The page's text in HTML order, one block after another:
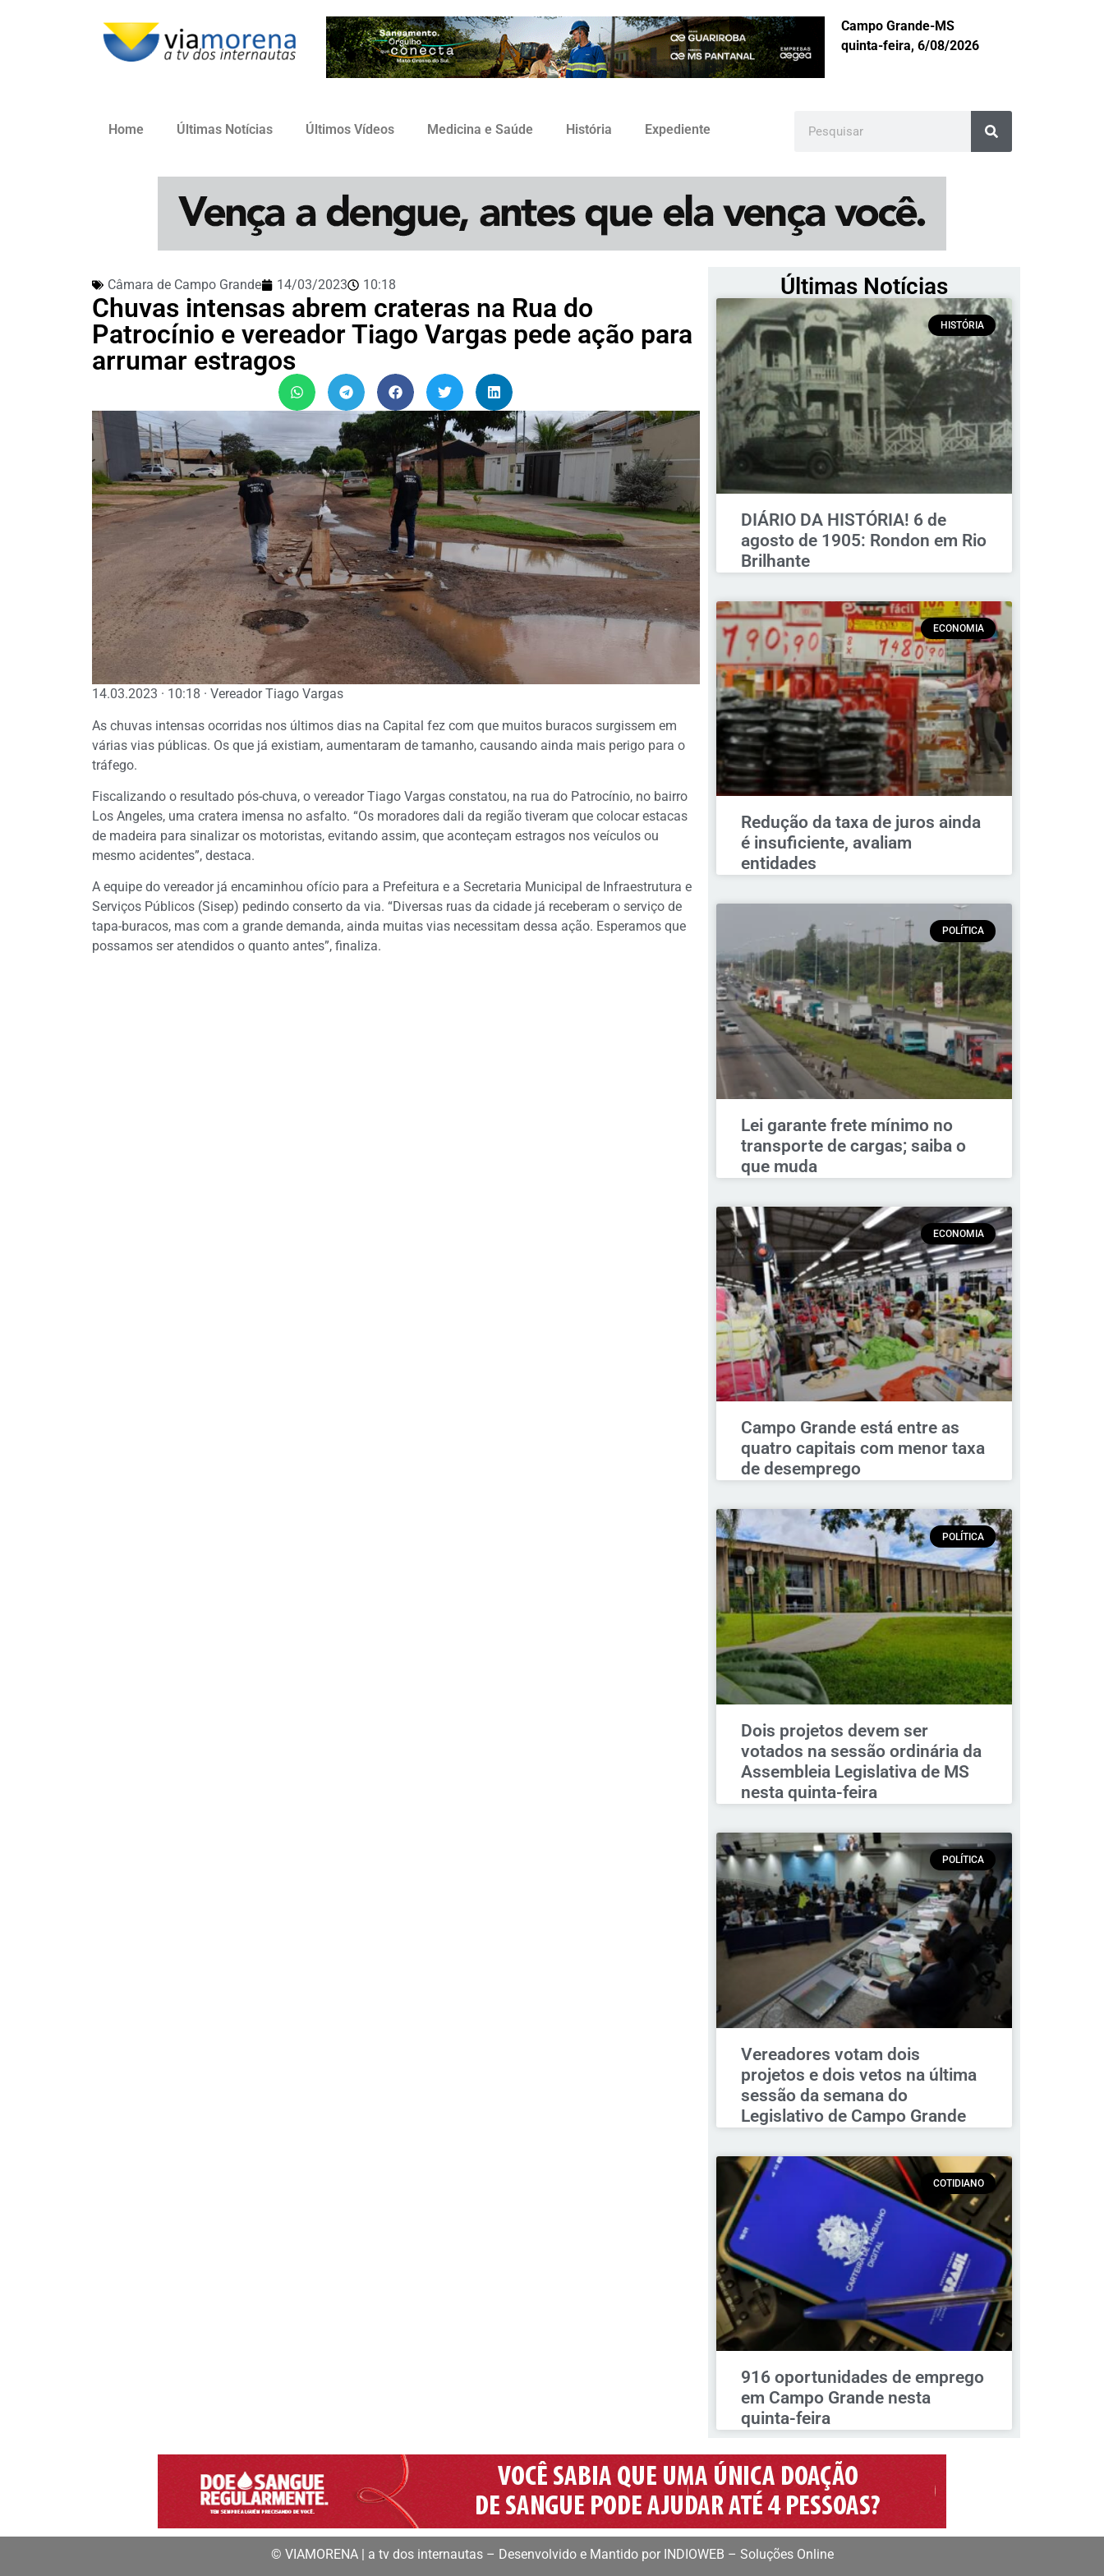
Campo Grande-MS
quinta-feira, 6/08/2026
Home Últimas Notícias Últimos Vídeos Medicina e Saúde História Expediente
Câmara de Campo Grande 14/03/2023 10:18
Chuvas intensas abrem crateras na Rua do
Patrocínio e vereador Tiago Vargas pede ação para
arrumar estragos
14.03.2023 · 10:18 · Vereador Tiago Vargas
As chuvas intensas ocorridas nos últimos dias na Capital fez com que muitos buracos surgissem em
várias vias públicas. Os que já existiam, aumentaram de tamanho, causando ainda mais perigo para o
tráfego.
Fiscalizando o resultado pós-chuva, o vereador Tiago Vargas constatou, na rua do Patrocínio, no bairro
Los Angeles, uma cratera imensa no asfalto. “Os moradores dali da região tiveram que colocar estacas
de madeira para sinalizar os motoristas, evitando assim, que aconteçam estragos nos veículos ou
mesmo acidentes”, destaca.
A equipe do vereador já encaminhou ofício para a Prefeitura e a Secretaria Municipal de Infraestrutura e
Serviços Públicos (Sisep) pedindo conserto da via. “Diversas ruas da cidade já receberam o serviço de
tapa-buracos, mas com a grande demanda, ainda muitas vias necessitam dessa ação. Esperamos que
possamos ser atendidos o quanto antes”, finaliza.
Últimas Notícias
HISTÓRIA
DIÁRIO DA HISTÓRIA! 6 de
agosto de 1905: Rondon em Rio
Brilhante
ECONOMIA
Redução da taxa de juros ainda
é insuficiente, avaliam
entidades
POLÍTICA
Lei garante frete mínimo no
transporte de cargas; saiba o
que muda
ECONOMIA
Campo Grande está entre as
quatro capitais com menor taxa
de desemprego
POLÍTICA
Dois projetos devem ser
votados na sessão ordinária da
Assembleia Legislativa de MS
nesta quinta-feira
POLÍTICA
Vereadores votam dois
projetos e dois vetos na última
sessão da semana do
Legislativo de Campo Grande
COTIDIANO
916 oportunidades de emprego
em Campo Grande nesta
quinta-feira
© VIAMORENA | a tv dos internautas – Desenvolvido e Mantido por INDIOWEB – Soluções Online